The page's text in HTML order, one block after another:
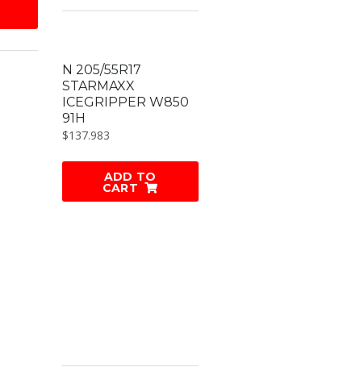
N 205/55R17
STARMAXX
ICEGRIPPER W850
91H
$137.983
ADD TO
CART